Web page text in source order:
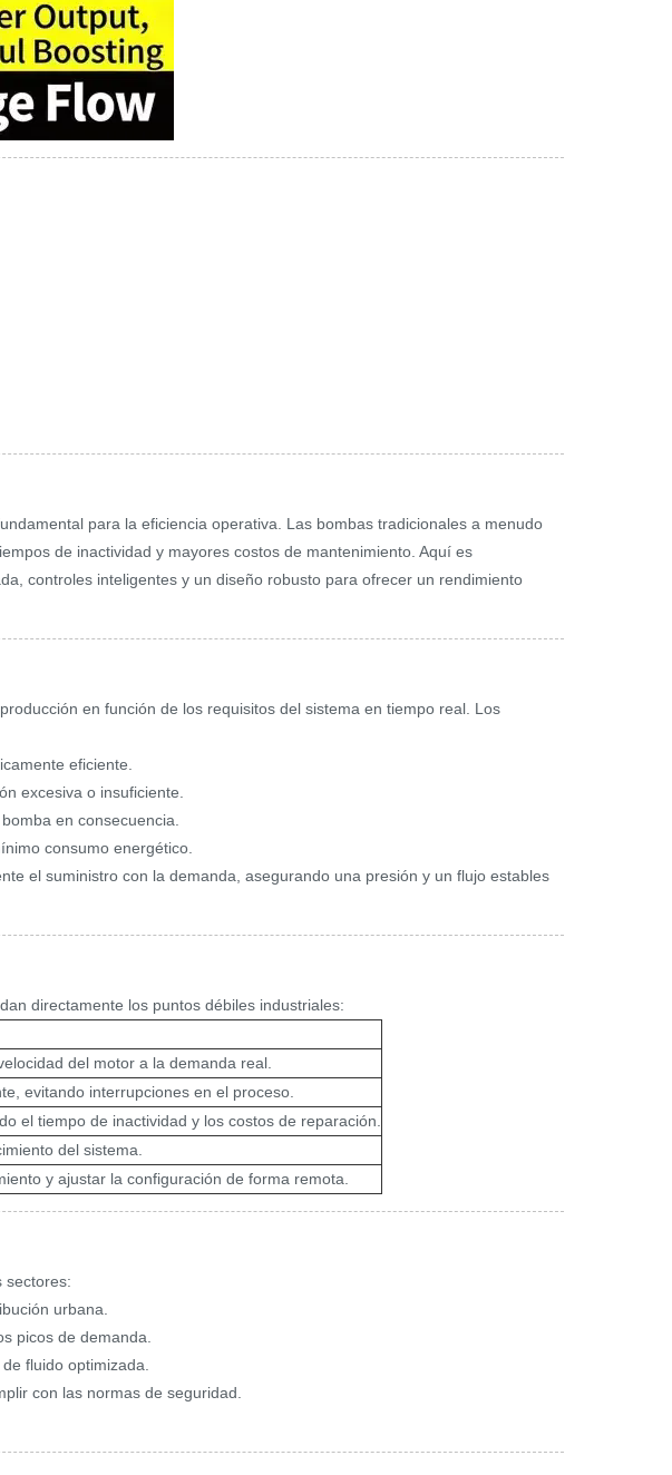
para la eficiencia operativa. Las bombas tradicionales a menudo
de inactividad y mayores costos de mantenimiento. Aquí es
controles inteligentes y un diseño robusto para ofrecer un rendimiento
en función de los requisitos del sistema en tiempo real. Los
eficiente.
excesiva o insuficiente.
en consecuencia.
consumo energético.
el suministro con la demanda, asegurando una presión y un flujo estables
directamente los puntos débiles industriales:
del motor a la demanda real.
evitando interrupciones en el proceso.
el tiempo de inactividad y los costos de reparación.
del sistema.
y ajustar la configuración de forma remota.
sectores:
urbana.
picos de demanda.
fluido optimizada.
con las normas de seguridad.